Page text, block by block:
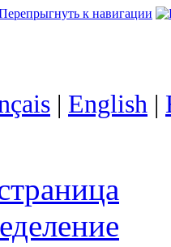
к навигации
| English |